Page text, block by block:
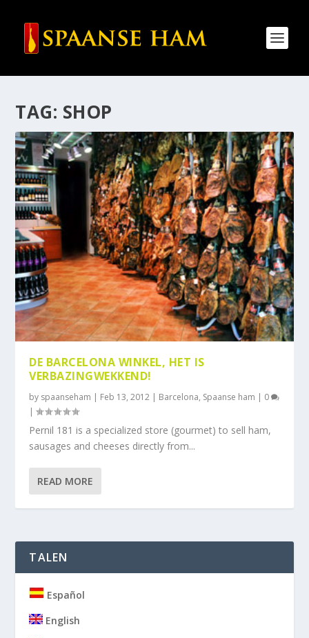
TAG: SHOP
DE BARCELONA WINKEL, HET IS
VERBAZINGWEKKEND!
by spaanseham | Feb 13, 2012 | Barcelona, Spaanse ham | 0
|
Pernil 181 is a specialized store (gourmet) to sell ham,
sausages and cheeses directly from...
READ MORE
TALEN
Español
English